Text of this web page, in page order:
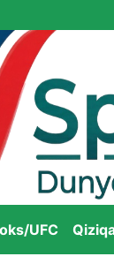
UFC